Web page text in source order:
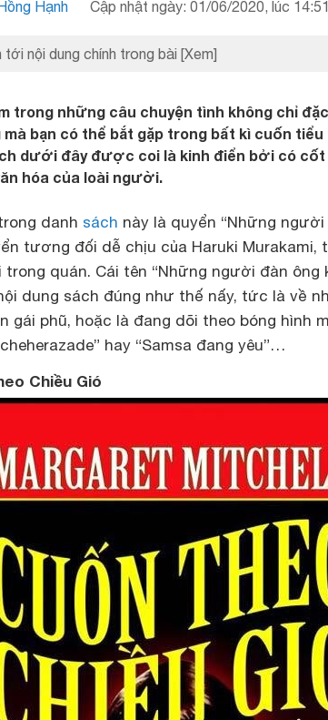
Hạnh Cập nhật ngày: 01/06/2020, lúc 14:51
tới nội dung chính trong bài [Xem]
trong những câu chuyện tình không chỉ
bạn có thể bắt gặp trong bất kì cuốn
dưới đây được coi là kinh điển bởi có cốt
hóa của loài người.
danh sách này là quyển “Những
tương đối dễ chịu của Haruki
trong quán. Cái tên “Những người đàn ông
dung sách đúng như thế nấy, tức là về
gái phũ, hoặc là đang dõi theo bóng hình
hay “Samsa đang yêu”…
Chiều Gió